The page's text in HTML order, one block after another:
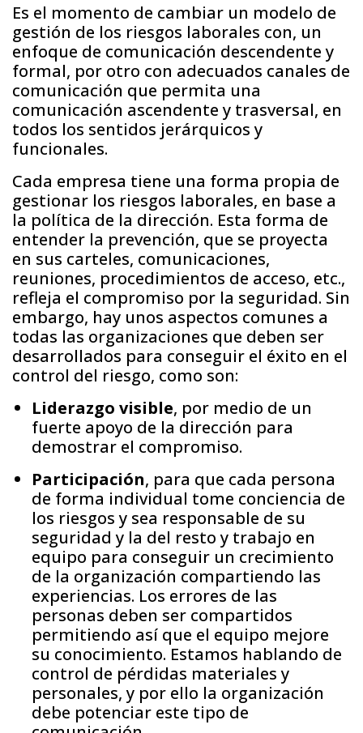
Es el momento de cambiar un modelo de
gestión de los riesgos laborales con, un
enfoque de comunicación descendente y
formal, por otro con adecuados canales de
comunicación que permita una
comunicación ascendente y trasversal, en
todos los sentidos jerárquicos y
funcionales.
Cada empresa tiene una forma propia de
gestionar los riesgos laborales, en base a
la política de la dirección. Esta forma de
entender la prevención, que se proyecta
en sus carteles, comunicaciones,
reuniones, procedimientos de acceso, etc.,
refleja el compromiso por la seguridad. Sin
embargo, hay unos aspectos comunes a
todas las organizaciones que deben ser
desarrollados para conseguir el éxito en el
control del riesgo, como son:
Liderazgo visible, por medio de un
fuerte apoyo de la dirección para
demostrar el compromiso.
Participación, para que cada persona
de forma individual tome conciencia de
los riesgos y sea responsable de su
seguridad y la del resto y trabajo en
equipo para conseguir un crecimiento
de la organización compartiendo las
experiencias. Los errores de las
personas deben ser compartidos
permitiendo así que el equipo mejore
su conocimiento. Estamos hablando de
control de pérdidas materiales y
personales, y por ello la organización
debe potenciar este tipo de